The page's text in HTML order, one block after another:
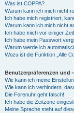
Was ist COPPA?
Warum kann ich mich nicht
Ich habe mich registriert,
Warum kann ich mich nicht
Ich habe mich vor einiger
Ich habe mein Passwort
Warum werde ich
Wozu ist die Funktion „Alle
Benutzerpräferenzen und
Wie kann ich meine
Wie kann ich verhindern,
Die Forenuhr geht falsch!
Ich habe die Zeitzone
Meine Sprache steht auf